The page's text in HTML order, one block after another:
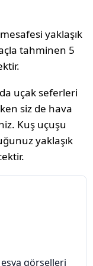
yaklaşık
tahminen 5
uçak seferleri
siz de hava
Kuş uçuşu
yaklaşık
eşya görselleri